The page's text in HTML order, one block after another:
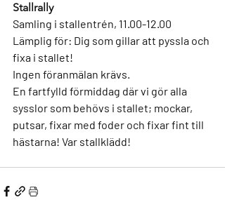
Stallrally
Samling i stallentrén, 11.00-12.00
Lämplig för: Dig som gillar att pyssla och
fixa i stallet!
Ingen föranmälan krävs.
En fartfylld förmiddag där vi gör alla
sysslor som behövs i stallet; mockar,
putsar, fixar med foder och fixar fint till
hästarna! Var stallklädd!